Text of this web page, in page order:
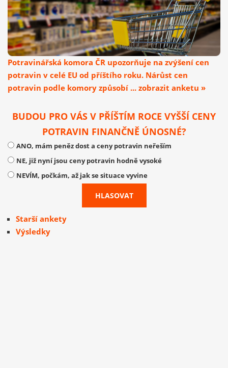
Potravinářská komora ČR upozorňuje na zvýšení cen
potravin v celé EU od příštího roku. Nárůst cen
potravin podle komory způsobí ... zobrazit anketu »
BUDOU PRO VÁS V PŘÍŠTÍM ROCE VYŠŠÍ CENY
POTRAVIN FINANČNĚ ÚNOSNÉ?
ANO, mám peněz dost a ceny potravin neřeším
NE, již nyní jsou ceny potravin hodně vysoké
NEVÍM, počkám, až jak se situace vyvine
Starší ankety
Výsledky